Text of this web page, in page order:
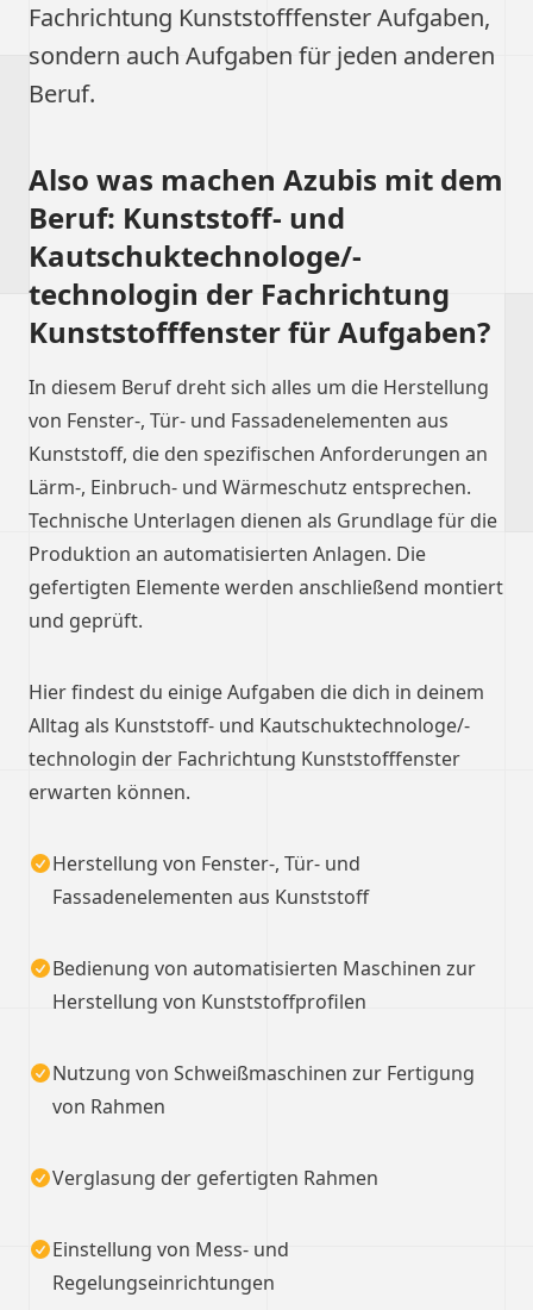
Fachrichtung Kunststofffenster Aufgaben,
sondern auch Aufgaben für jeden anderen
Beruf.
Also was machen Azubis mit dem
Beruf: Kunststoff- und
Kautschuktechnologe/-
technologin der Fachrichtung
Kunststofffenster für Aufgaben?
In diesem Beruf dreht sich alles um die Herstellung
von Fenster-, Tür- und Fassadenelementen aus
Kunststoff, die den spezifischen Anforderungen an
Lärm-, Einbruch- und Wärmeschutz entsprechen.
Technische Unterlagen dienen als Grundlage für die
Produktion an automatisierten Anlagen. Die
gefertigten Elemente werden anschließend montiert
und geprüft.
Hier findest du einige Aufgaben die dich in deinem
Alltag als Kunststoff- und Kautschuktechnologe/-
technologin der Fachrichtung Kunststofffenster
erwarten können.
Herstellung von Fenster-, Tür- und
Fassadenelementen aus Kunststoff
Bedienung von automatisierten Maschinen zur
Herstellung von Kunststoffprofilen
Nutzung von Schweißmaschinen zur Fertigung
von Rahmen
Verglasung der gefertigten Rahmen
Einstellung von Mess- und
Regelungseinrichtungen